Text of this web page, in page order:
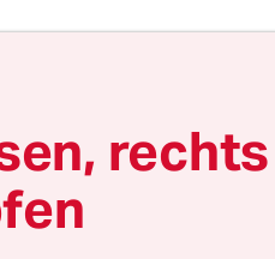
lieber mit Ihrem
werden?
rechts